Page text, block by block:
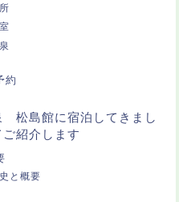
約
島館に宿泊してきまし
紹介します
と概要